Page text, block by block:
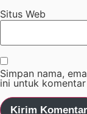
Situs Web
Simpan nama,
ini untuk